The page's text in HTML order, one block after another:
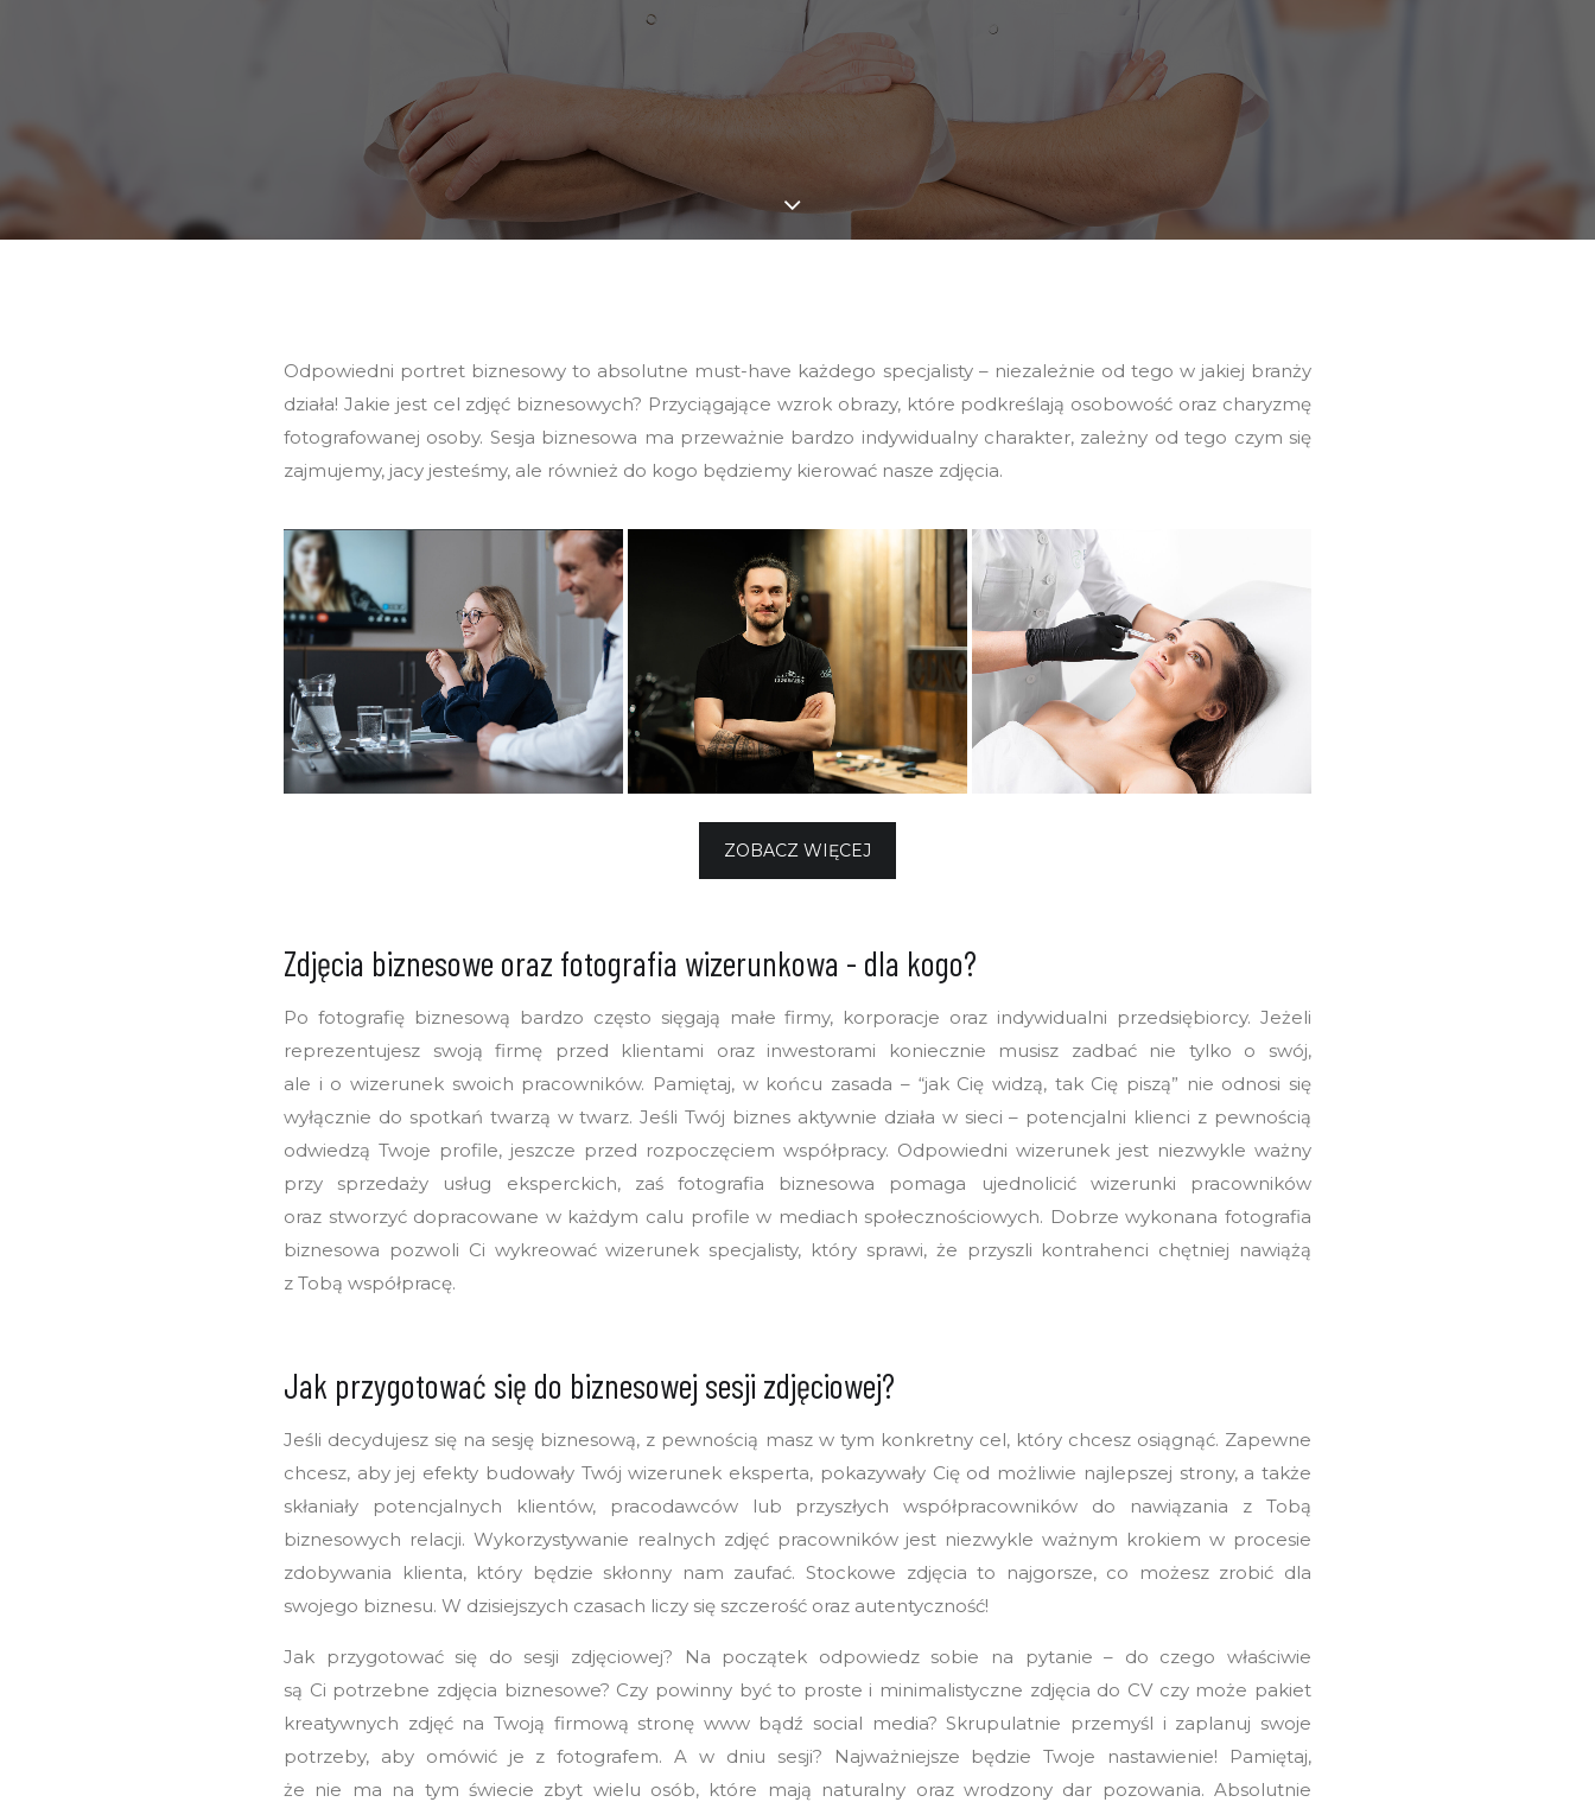
Odpowiedni portret biznesowy to absolutne must-have każdego specjalisty – niezależnie od tego w jakiej branży
działa! Jakie jest cel zdjęć biznesowych? Przyciągające wzrok obrazy, które podkreślają osobowość oraz charyzmę
fotografowanej osoby. Sesja biznesowa ma przeważnie bardzo indywidualny charakter, zależny od tego czym się
zajmujemy, jacy jesteśmy, ale również do kogo będziemy kierować nasze zdjęcia.
ZOBACZ WIĘCEJ
Zdjęcia biznesowe oraz fotografia wizerunkowa - dla kogo?
Po fotografię biznesową bardzo często sięgają małe firmy, korporacje oraz indywidualni przedsiębiorcy. Jeżeli
reprezentujesz swoją firmę przed klientami oraz inwestorami koniecznie musisz zadbać nie tylko o swój,
ale i o wizerunek swoich pracowników. Pamiętaj, w końcu zasada – “jak Cię widzą, tak Cię piszą” nie odnosi się
wyłącznie do spotkań twarzą w twarz. Jeśli Twój biznes aktywnie działa w sieci – potencjalni klienci z pewnością
odwiedzą Twoje profile, jeszcze przed rozpoczęciem współpracy. Odpowiedni wizerunek jest niezwykle ważny
przy sprzedaży usług eksperckich, zaś fotografia biznesowa pomaga ujednolicić wizerunki pracowników
oraz stworzyć dopracowane w każdym calu profile w mediach społecznościowych. Dobrze wykonana fotografia
biznesowa pozwoli Ci wykreować wizerunek specjalisty, który sprawi, że przyszli kontrahenci chętniej nawiążą
z Tobą współpracę.
Jak przygotować się do biznesowej sesji zdjęciowej?
Jeśli decydujesz się na sesję biznesową, z pewnością masz w tym konkretny cel, który chcesz osiągnąć. Zapewne
chcesz, aby jej efekty budowały Twój wizerunek eksperta, pokazywały Cię od możliwie najlepszej strony, a także
skłaniały potencjalnych klientów, pracodawców lub przyszłych współpracowników do nawiązania z Tobą
biznesowych relacji. Wykorzystywanie realnych zdjęć pracowników jest niezwykle ważnym krokiem w procesie
zdobywania klienta, który będzie skłonny nam zaufać. Stockowe zdjęcia to najgorsze, co możesz zrobić dla
swojego biznesu. W dzisiejszych czasach liczy się szczerość oraz autentyczność!
Jak przygotować się do sesji zdjęciowej? Na początek odpowiedz sobie na pytanie – do czego właściwie
są Ci potrzebne zdjęcia biznesowe? Czy powinny być to proste i minimalistyczne zdjęcia do CV czy może pakiet
kreatywnych zdjęć na Twoją firmową stronę www bądź social media? Skrupulatnie przemyśl i zaplanuj swoje
potrzeby, aby omówić je z fotografem. A w dniu sesji? Najważniejsze będzie Twoje nastawienie! Pamiętaj,
że nie ma na tym świecie zbyt wielu osób, które mają naturalny oraz wrodzony dar pozowania. Absolutnie